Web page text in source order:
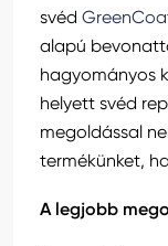
svéd
alapú
hagyományos
helyett svéd
megoldással
termékünket,
A legjobb